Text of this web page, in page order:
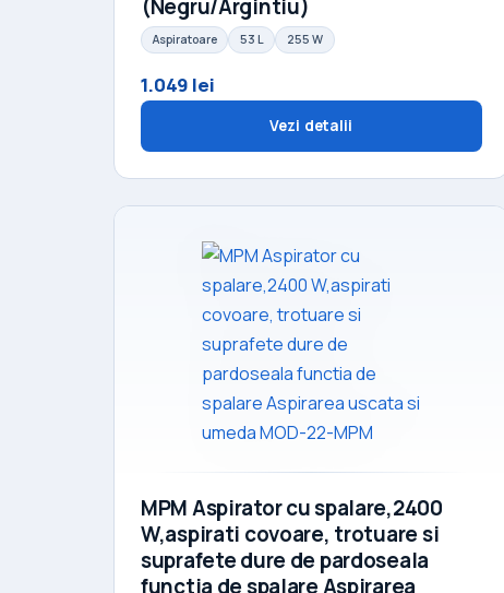
(Negru/Argintiu)
Aspiratoare 53 L 255 W
1.049 lei
Vezi detalii
MPM Aspirator cu spalare,2400
W,aspirati covoare, trotuare si
suprafete dure de pardoseala
functia de spalare Aspirarea